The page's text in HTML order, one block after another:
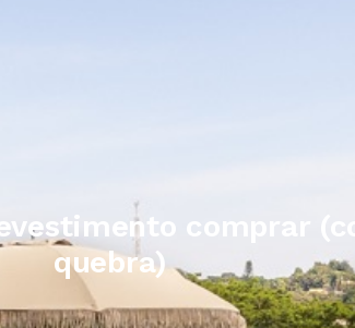
comprar
quebra)